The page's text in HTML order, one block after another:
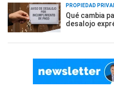
PROPIEDAD
Qué cambia
desalojo